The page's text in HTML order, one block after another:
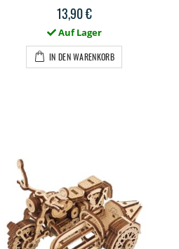
13,90 €
Auf Lager
IN DEN WARENKORB